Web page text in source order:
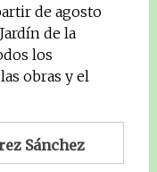
de agosto
de la
los
obras y el
Sánchez